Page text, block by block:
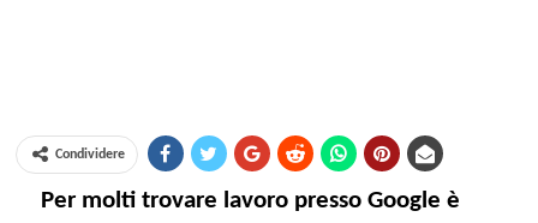
Condividere
Per molti trovare lavoro presso Google è